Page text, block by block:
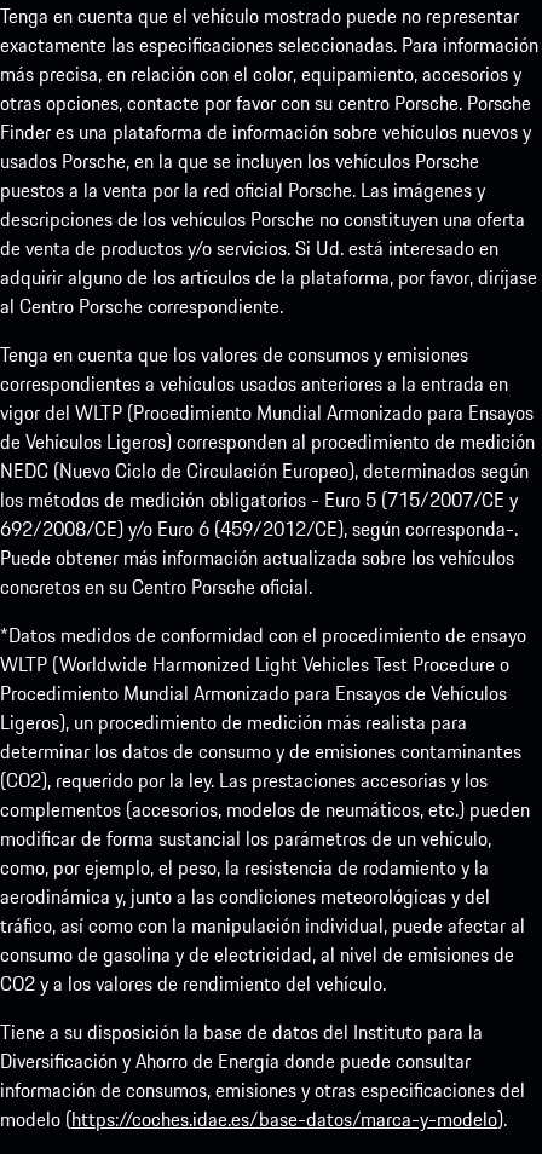
Tenga en cuenta que el vehículo mostrado puede no representar
exactamente las especificaciones seleccionadas. Para información
más precisa, en relación con el color, equipamiento, accesorios y
otras opciones, contacte por favor con su centro Porsche. Porsche
Finder es una plataforma de información sobre vehículos nuevos y
usados Porsche, en la que se incluyen los vehículos Porsche
puestos a la venta por la red oficial Porsche. Las imágenes y
descripciones de los vehículos Porsche no constituyen una oferta
de venta de productos y/o servicios. Si Ud. está interesado en
adquirir alguno de los artículos de la plataforma, por favor, diríjase
al Centro Porsche correspondiente.
Tenga en cuenta que los valores de consumos y emisiones
correspondientes a vehículos usados anteriores a la entrada en
vigor del WLTP (Procedimiento Mundial Armonizado para Ensayos
de Vehículos Ligeros) corresponden al procedimiento de medición
NEDC (Nuevo Ciclo de Circulación Europeo), determinados según
los métodos de medición obligatorios - Euro 5 (715/2007/CE y
692/2008/CE) y/o Euro 6 (459/2012/CE), según corresponda-.
Puede obtener más información actualizada sobre los vehículos
concretos en su Centro Porsche oficial.
*Datos medidos de conformidad con el procedimiento de ensayo
WLTP (Worldwide Harmonized Light Vehicles Test Procedure o
Procedimiento Mundial Armonizado para Ensayos de Vehículos
Ligeros), un procedimiento de medición más realista para
determinar los datos de consumo y de emisiones contaminantes
(CO2), requerido por la ley. Las prestaciones accesorias y los
complementos (accesorios, modelos de neumáticos, etc.) pueden
modificar de forma sustancial los parámetros de un vehículo,
como, por ejemplo, el peso, la resistencia de rodamiento y la
aerodinámica y, junto a las condiciones meteorológicas y del
tráfico, así como con la manipulación individual, puede afectar al
consumo de gasolina y de electricidad, al nivel de emisiones de
CO2 y a los valores de rendimiento del vehículo.
Tiene a su disposición la base de datos del Instituto para la
Diversificación y Ahorro de Energía donde puede consultar
información de consumos, emisiones y otras especificaciones del
modelo (https://coches.idae.es/base-datos/marca-y-modelo).